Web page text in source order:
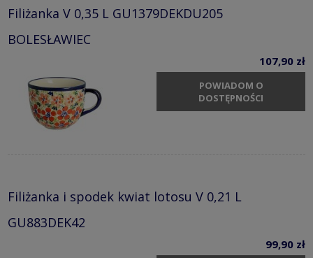
Filiżanka V 0,35 L GU1379DEKDU205
BOLESŁAWIEC
107,90 zł
POWIADOM O
DOSTĘPNOŚCI
Filiżanka i spodek kwiat lotosu V 0,21 L
GU883DEK42
99,90 zł